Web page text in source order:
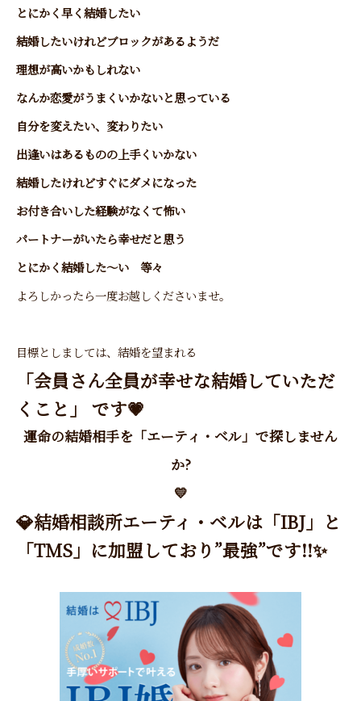
とにかく早く結婚したい
結婚したいけれどブロックがあるようだ
理想が高いかもしれない
なんか恋愛がうまくいかないと思っている
自分を変えたい、変わりたい
出逢いはあるものの上手くいかない
結婚したけれどすぐにダメになった
お付き合いした経験がなくて怖い
パートナーがいたら幸せだと思う
とにかく結婚した～い 等々
よろしかったら一度お越しくださいませ。
目標としましては、結婚を望まれる
「会員さん全員が幸せな結婚していただ
くこと」 です💗
運命の結婚相手を「エーティ・ベル」で探しません
か?
💛
💎結婚相談所エーティ・ベルは「IBJ」と
「TMS」に加盟しており”最強”です!!✨